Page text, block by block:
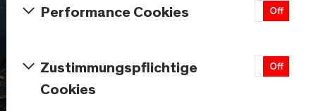
Performance Cookies Off
Zustimmungspflichtige
Cookies
Off